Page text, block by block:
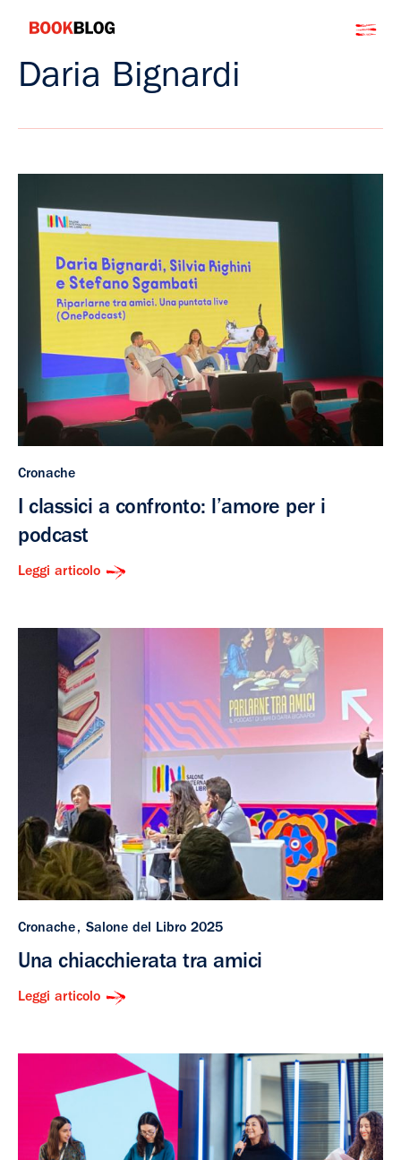
contenuto
Bookblog
Daria Bignardi
Cronache
I classici a confronto: l’amore per i
podcast
Leggi articolo
Cronache Salone del Libro 2025
Una chiacchierata tra amici
Leggi articolo